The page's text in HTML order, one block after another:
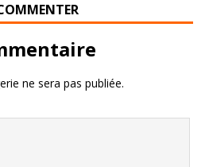
ne sera pas publiée.